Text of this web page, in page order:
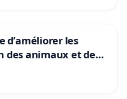
d’améliorer les
des animaux et de
en magasin